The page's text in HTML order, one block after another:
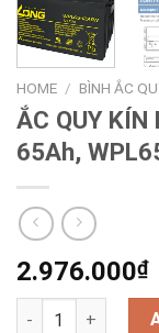
HOME / BÌNH ẮC
ẮC QUY KÍN
65Ah,
2.976.000₫
ẮC QUY KÍN KHÍ